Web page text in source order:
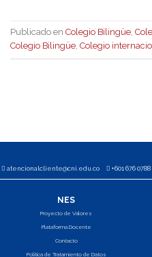
Publicado en Colegio Bilingüe,
Colegio Bilingüe, Colegio
atencionalcliente@cni.edu.co +601 676
NES
Proyecto de Valores
Plataforma Docente
Contacto
Política de Tratamiento de Datos